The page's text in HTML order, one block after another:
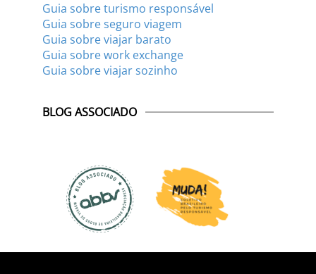
Guia sobre turismo responsável
Guia sobre seguro viagem
Guia sobre viajar barato
Guia sobre work exchange
Guia sobre viajar sozinho
BLOG ASSOCIADO